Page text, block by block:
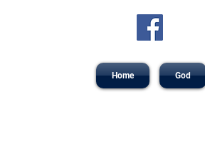
Home God